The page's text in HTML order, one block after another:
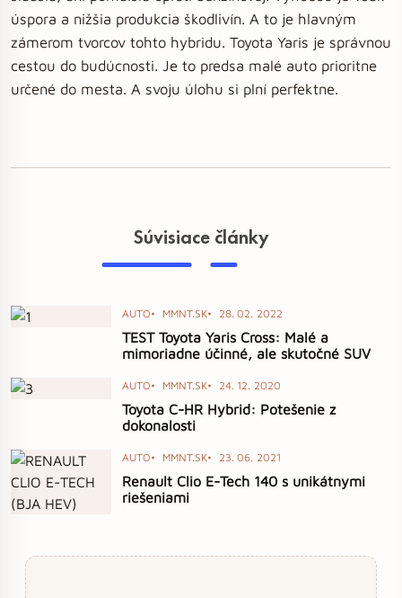
úspora a nižšia produkcia škodlivín. A to je hlavným
zámerom tvorcov tohto hybridu. Toyota Yaris je správnou
cestou do budúcnosti. Je to predsa malé auto prioritne
určené do mesta. A svoju úlohu si plní perfektne.
Súvisiace články
AUTO MMNT.SK 28. 02. 2022
TEST Toyota Yaris Cross: Malé a
mimoriadne účinné, ale skutočné SUV
AUTO MMNT.SK 24. 12. 2020
Toyota C-HR Hybrid: Potešenie z
dokonalosti
AUTO MMNT.SK 23. 06. 2021
Renault Clio E-Tech 140 s unikátnymi
riešeniami